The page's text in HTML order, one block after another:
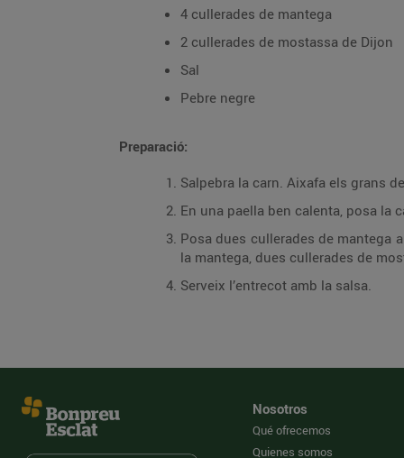
4 cullerades de mantega
2 cullerades de mostassa de Dijon
Sal
Pebre negre
Preparació:
Salpebra la carn. Aixafa els grans
En una paella ben calenta, posa la
Posa dues cullerades de mantega
la mantega, dues cullerades de
Serveix l’entrecot amb la salsa.
Nosotros
Qué ofrecemos
Quienes somos